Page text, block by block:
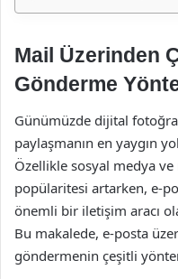
Mail Üzerinden
Gönderme
Günümüzde dijital
paylaşmanın en yaygın
Özellikle sosyal medya ve
popülaritesi artarken, e-
önemli bir iletişim aracı
Bu makalede, e-posta
göndermenin çeşitli